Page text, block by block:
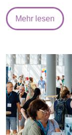
Mehr lesen